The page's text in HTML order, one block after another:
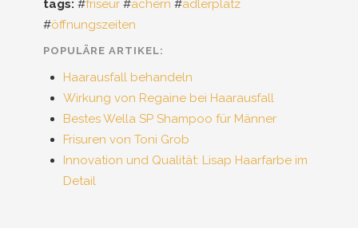
tags: #friseur #achern #adlerplatz
#öffnungszeiten
POPULÄRE ARTIKEL:
Haarausfall behandeln
Wirkung von Regaine bei Haarausfall
Bestes Wella SP Shampoo für Männer
Frisuren von Toni Grob
Innovation und Qualität: Lisap Haarfarbe im
Detail